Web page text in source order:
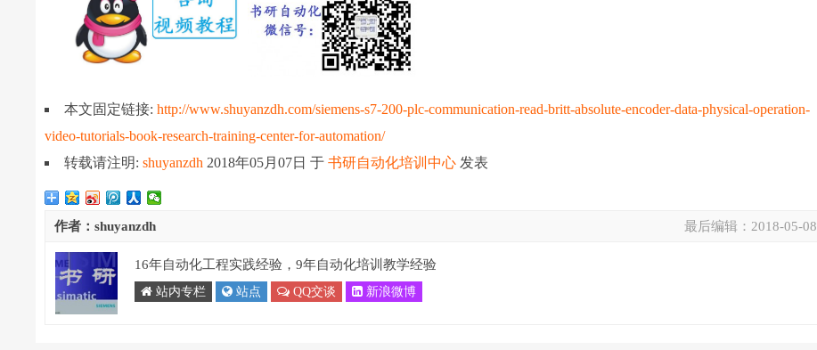
本文固定链接:http://www.shuyanzdh.com/siemens-s7-200-plc-communication-read-britt-absolute-encoder-data-physical-operation-
video-tutorials-book-research-training-center-for-automation/
转载请注明:shuyanzdh 2018年05月07日于书研自动化培训中心 发表
最后编辑： 2018-05-08
作者：shuyanzdh
16年自动化工程实践经验，9年自动化培训教学经验
站内专栏 站点 QQ交谈 新浪微博